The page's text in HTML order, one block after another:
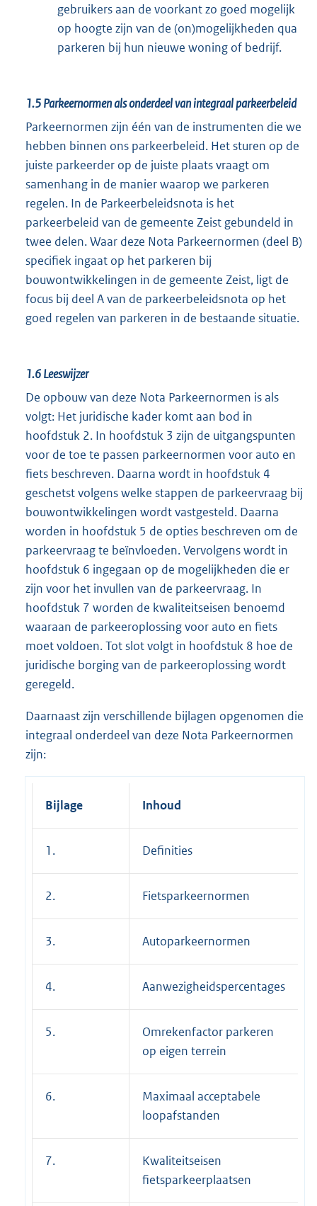
gebruikers aan de voorkant zo goed mogelijk
op hoogte zijn van de (on)mogelijkheden qua
parkeren bij hun nieuwe woning of bedrijf.
1.5Parkeernormen als onderdeel van integraal parkeerbeleid
Parkeernormen zijn één van de instrumenten die we
hebben binnen ons parkeerbeleid. Het sturen op de
juiste parkeerder op de juiste plaats vraagt om
samenhang in de manier waarop we parkeren
regelen. In de Parkeerbeleidsnota is het
parkeerbeleid van de gemeente Zeist gebundeld in
twee delen. Waar deze Nota Parkeernormen (deel B)
specifiek ingaat op het parkeren bij
bouwontwikkelingen in de gemeente Zeist, ligt de
focus bij deel A van de parkeerbeleidsnota op het
goed regelen van parkeren in de bestaande situatie.
1.6Leeswijzer
De opbouw van deze Nota Parkeernormen is als
volgt: Het juridische kader komt aan bod in
hoofdstuk 2. In hoofdstuk 3 zijn de uitgangspunten
voor de toe te passen parkeernormen voor auto en
fiets beschreven. Daarna wordt in hoofdstuk 4
geschetst volgens welke stappen de parkeervraag bij
bouwontwikkelingen wordt vastgesteld. Daarna
worden in hoofdstuk 5 de opties beschreven om de
parkeervraag te beïnvloeden. Vervolgens wordt in
hoofdstuk 6 ingegaan op de mogelijkheden die er
zijn voor het invullen van de parkeervraag. In
hoofdstuk 7 worden de kwaliteitseisen benoemd
waaraan de parkeeroplossing voor auto en fiets
moet voldoen. Tot slot volgt in hoofdstuk 8 hoe de
juridische borging van de parkeeroplossing wordt
geregeld.
Daarnaast zijn verschillende bijlagen opgenomen die
integraal onderdeel van deze Nota Parkeernormen
zijn:
Bijlage Inhoud
1. Definities
2. Fietsparkeernormen
3. Autoparkeernormen
4. Aanwezigheidspercentages
5.
Omrekenfactor parkeren
op eigen terrein
6.
Maximaal acceptabele
loopafstanden
7.
Kwaliteitseisen
fietsparkeerplaatsen